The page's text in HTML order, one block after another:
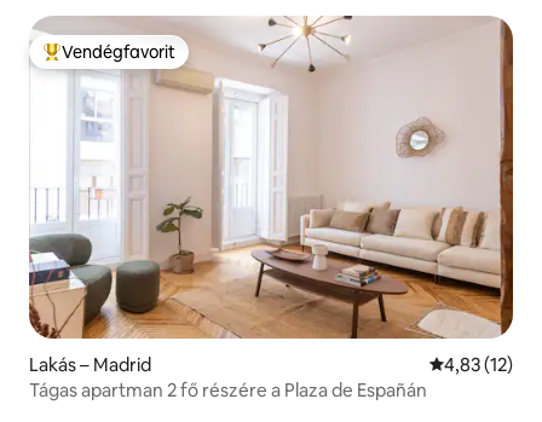
Kiemelt vendégfavorit
Vendégfavorit
Lakás – Madrid Átlagos
4,83 (12)
Tágas apartman 2 fő részére a Plaza de Españán